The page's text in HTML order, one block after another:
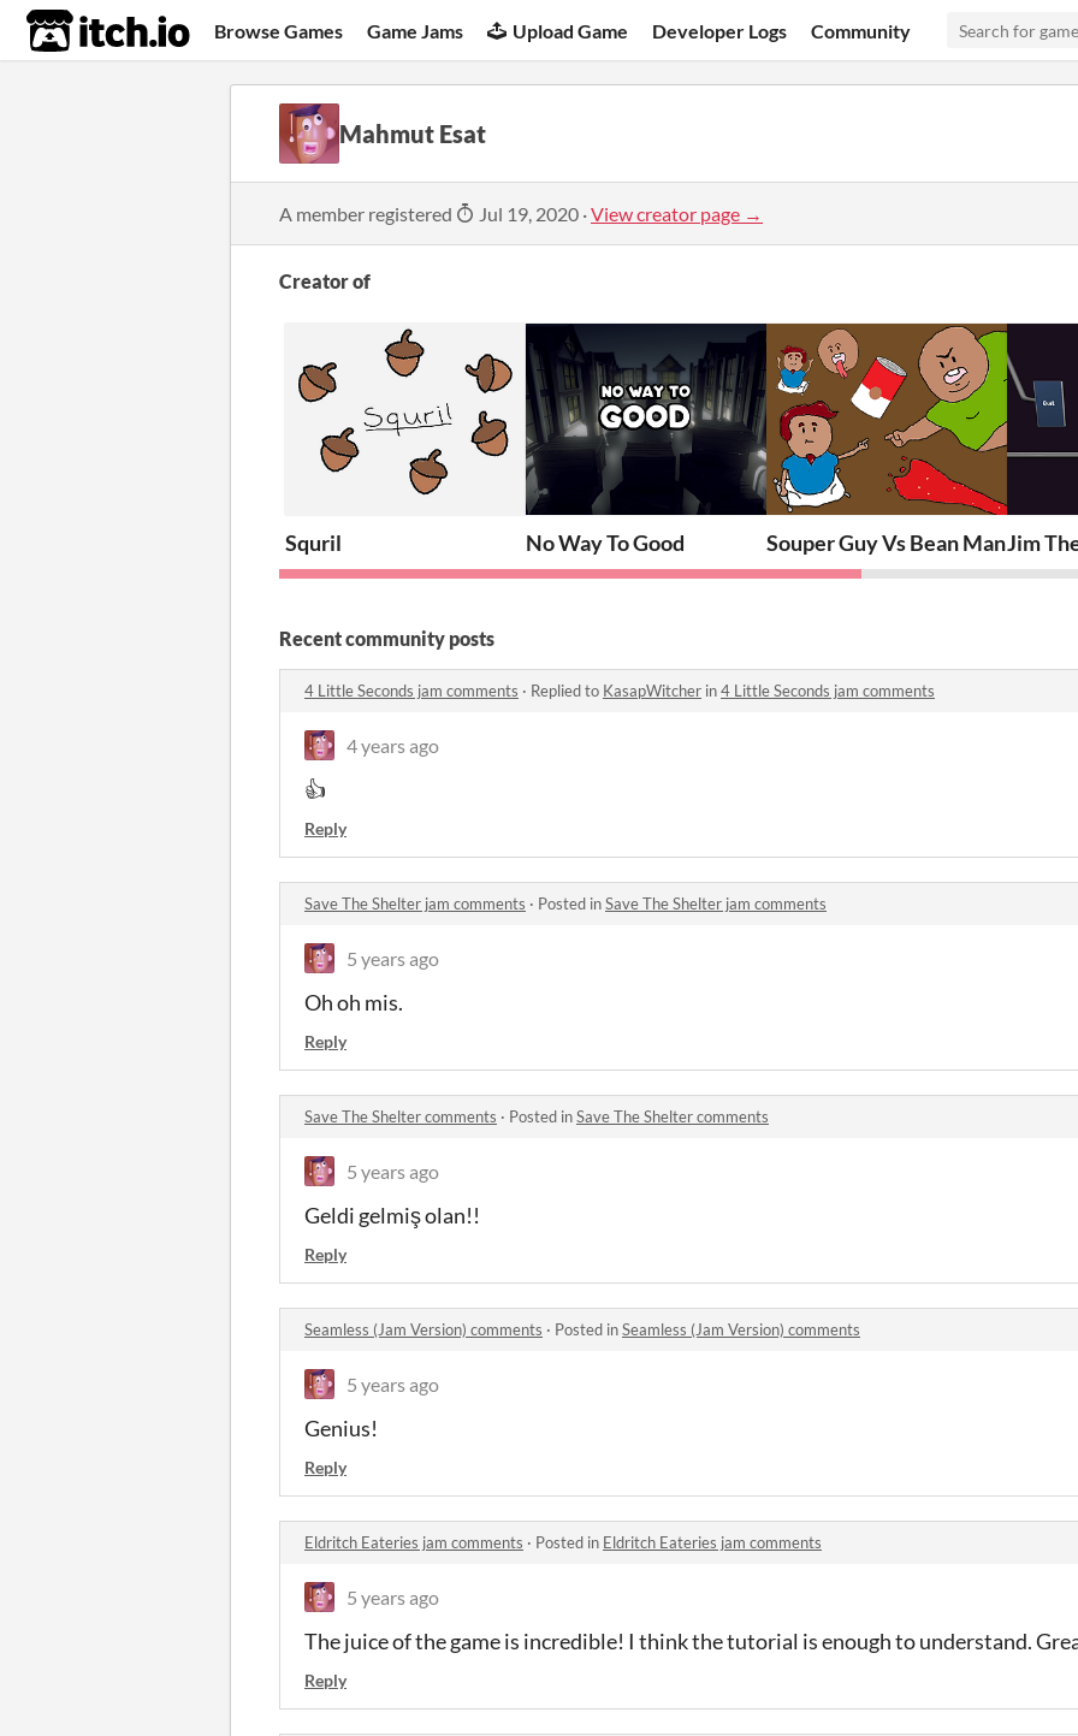
itch.io Browse Games Game Jams Upload Game Developer Logs Community
Mahmut Esat
A member registered Jul 19, 2020 ·View creator page →
Creator of
Squril No Way To Good Souper Guy Vs Bean ManJim
Recent community posts
4 Little Seconds jam comments · Replied to KasapWitcher in4 Little Seconds jam comments
4 years ago
👍
Reply
Save The Shelter jam comments · Posted inSave The Shelter jam comments
5 years ago
Oh oh mis.
Reply
Save The Shelter comments · Posted inSave The Shelter comments
5 years ago
Geldi gelmiş olan!!
Reply
Seamless (Jam Version) comments · Posted inSeamless (Jam Version) comments
5 years ago
Genius!
Reply
Eldritch Eateries jam comments · Posted in Eldritch Eateries jam comments
5 years ago
The juice of the game is incredible! I think the tutorial is enough to understand.
Reply